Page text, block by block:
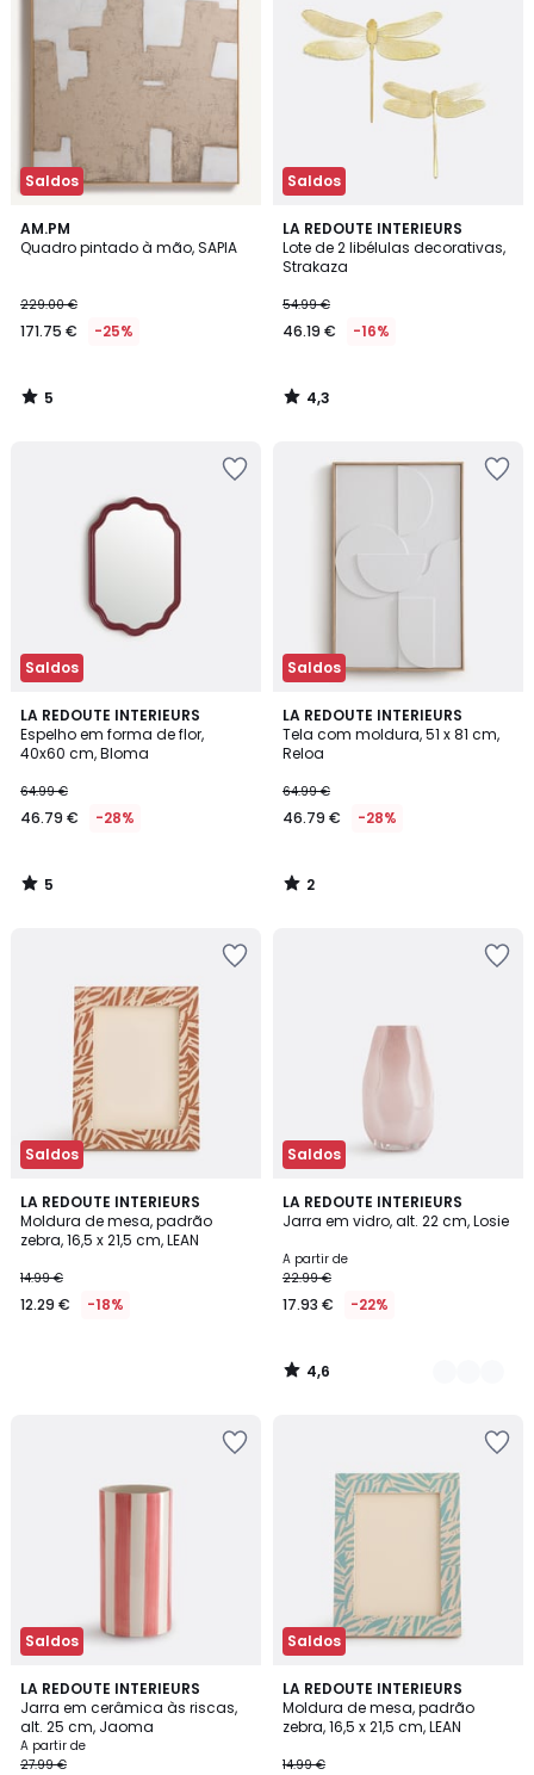
Saldos
AM.PM
Quadro pintado à mão, SAPIA
229.00 €
171.75 € -25%
5
/
5
/
Saldos
LA REDOUTE INTERIEURS
Lote de 2 libélulas decorativas,
Strakaza
54.99 €
46.19 € -16%
4,3
/ 5
4,3
/
Saldos
LA REDOUTE INTERIEURS
Espelho em forma de flor,
40x60 cm, Bloma
64.99 €
46.79 € -28%
5
/
5
5
/
Saldos
LA REDOUTE INTERIEURS
Tela com moldura, 51 x 81 cm,
Reloa
64.99 €
46.79 € -28%
2
/
5
2
/
Saldos
LA REDOUTE INTERIEURS
Moldura de mesa, padrão
zebra, 16,5 x 21,5 cm, LEAN
14.99 €
12.29 € -18%
Saldos
LA REDOUTE INTERIEURS
Jarra em vidro, alt. 22 cm, Losie
A partir de
22.99 €
17.93 € -22%
4,6
/ 5
3
Cores
4,6
/
Saldos
LA REDOUTE INTERIEURS
Jarra em cerâmica às riscas,
alt. 25 cm, Jaoma
A partir de
27.99 €
4,6
/ 5
7
Cores
Saldos
LA REDOUTE INTERIEURS
Moldura de mesa, padrão
zebra, 16,5 x 21,5 cm, LEAN
14.99 €